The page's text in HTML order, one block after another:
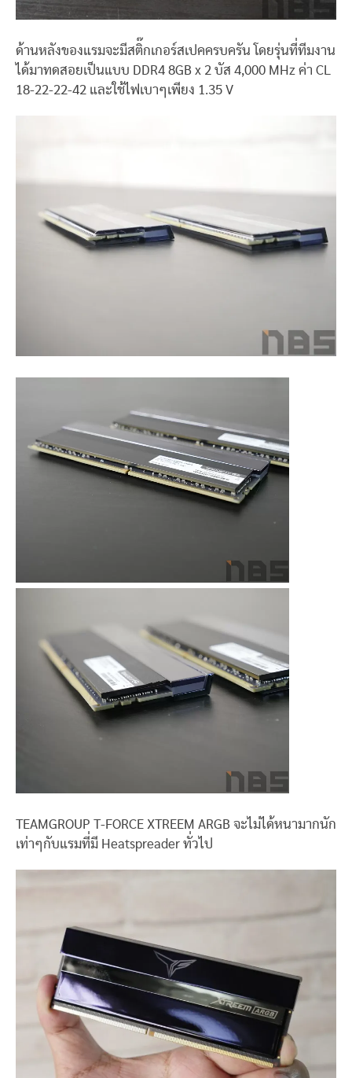
ด้านหลังของแรมจะมีสติ๊กเกอร์สเปคครบครัน โดยรุ่นที่ทีมงาน
ได้มาทดสอยเป็นแบบ DDR4 8GB x 2 บัส 4,000 MHz ค่า CL
18-22-22-42 และใช้ไฟเบาๆเพียง 1.35 V
TEAMGROUP T-FORCE XTREEM ARGB จะไม่ได้หนามากนัก
เท่าๆกับแรมที่มี Heatspreader ทั่วไป